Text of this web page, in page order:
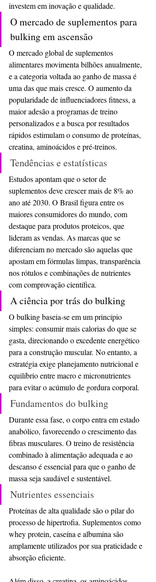
investem em inovação e qualidade.
O mercado de suplementos para
bulking em ascensão
O mercado global de suplementos
alimentares movimenta bilhões anualmente,
e a categoria voltada ao ganho de massa é
uma das que mais cresce. O aumento da
popularidade de influenciadores fitness, a
maior adesão a programas de treino
personalizados e a busca por resultados
rápidos estimulam o consumo de proteínas,
creatina, aminoácidos e pré-treinos.
Tendências e estatísticas
Estudos apontam que o setor de
suplementos deve crescer mais de 8% ao
ano até 2030. O Brasil figura entre os
maiores consumidores do mundo, com
destaque para produtos proteicos, que
lideram as vendas. As marcas que se
diferenciam no mercado são aquelas que
apostam em fórmulas limpas, transparência
nos rótulos e combinações de nutrientes
com comprovação científica.
A ciência por trás do bulking
O bulking baseia-se em um princípio
simples: consumir mais calorias do que se
gasta, direcionando o excedente energético
para a construção muscular. No entanto, a
estratégia exige planejamento nutricional e
equilíbrio entre macro e micronutrientes
para evitar o acúmulo de gordura corporal.
Fundamentos do bulking
Durante essa fase, o corpo entra em estado
anabólico, favorecendo o crescimento das
fibras musculares. O treino de resistência
combinado à alimentação adequada e ao
descanso é essencial para que o ganho de
massa seja saudável e sustentável.
Nutrientes essenciais
Proteínas de alta qualidade são o pilar do
processo de hipertrofia. Suplementos como
whey protein, caseína e albumina são
amplamente utilizados por sua praticidade e
absorção eficiente.